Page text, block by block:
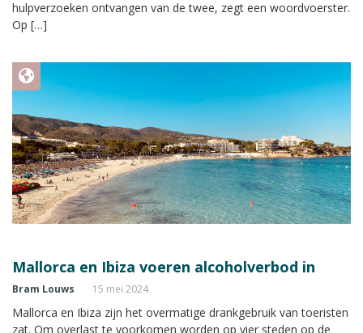
hulpverzoeken ontvangen van de twee, zegt een woordvoerster.
Op […]
Mallorca en Ibiza voeren alcoholverbod in
Bram Louws 15 mei 2024
Mallorca en Ibiza zijn het overmatige drankgebruik van toeristen
zat. Om overlast te voorkomen worden op vier steden op de